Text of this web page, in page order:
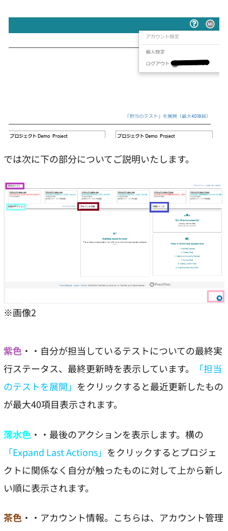
では次に下の部分についてご説明いたします。
※画像2
紫色 ・・自分が担当しているテストについての最終実
行ステータス、最終更新時を表示しています。
「担当
のテストを展開」 をクリックすると最近更新したもの
が最大40項目表示されます。
薄水色 ・・最後のアクションを表示します。横の
「Expand Last Actions」 をクリックするとプロジェ
クトに関係なく自分が触ったものに対して上から新し
い順に表示されます。
茶色 ・・アカウント情報。こちらは、アカウント管理